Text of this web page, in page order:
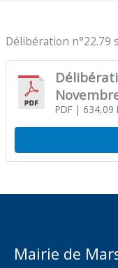
Délibération n°22.79
PDF| 634,09
Mairie de